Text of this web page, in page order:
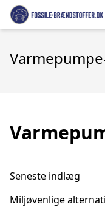
Seneste indlæg
Miljøvenlige